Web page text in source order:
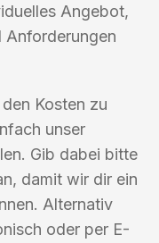
Angebot,
Anforderungen
Kosten zu
unser
Gib dabei bitte
damit wir dir ein
Alternativ
oder per E-